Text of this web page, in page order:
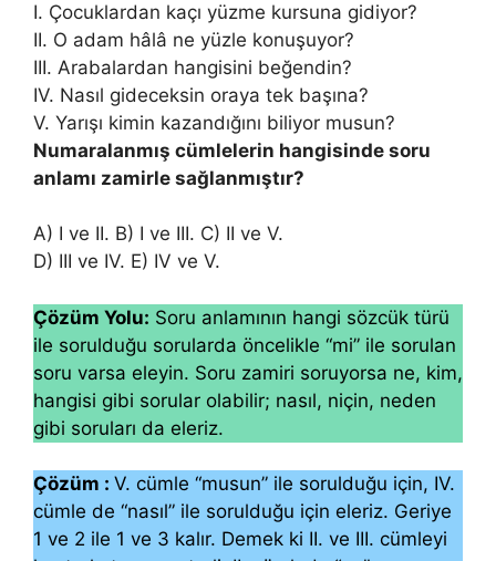
I. Çocuklardan kaçı yüzme kursuna gidiyor?
II. O adam hâlâ ne yüzle konuşuyor?
III. Arabalardan hangisini beğendin?
IV. Nasıl gideceksin oraya tek başına?
V. Yarışı kimin kazandığını biliyor musun?
Numaralanmış cümlelerin hangisinde soru
anlamı zamirle sağlanmıştır?
A) I ve II. B) I ve III. C) II ve V.
D) III ve IV. E) IV ve V.
Çözüm Yolu: Soru anlamının hangi sözcük türü
ile sorulduğu sorularda öncelikle “mi” ile sorulan
soru varsa eleyin. Soru zamiri soruyorsa ne, kim,
hangisi gibi sorular olabilir; nasıl, niçin, neden
gibi soruları da eleriz.
Çözüm : V. cümle “musun” ile sorulduğu için, IV.
cümle de “nasıl” ile sorulduğu için eleriz. Geriye
1 ve 2 ile 1 ve 3 kalır. Demek ki II. ve III. cümleyi